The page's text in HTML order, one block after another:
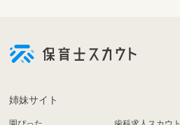
登
姉妹サイト